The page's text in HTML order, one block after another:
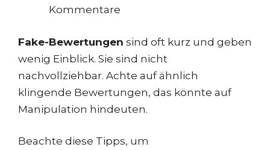
Kommentare
Fake-Bewertungen sind oft kurz und geben
wenig Einblick. Sie sind nicht
nachvollziehbar. Achte auf ähnlich
klingende Bewertungen, das könnte auf
Manipulation hindeuten.
Beachte diese Tipps, um